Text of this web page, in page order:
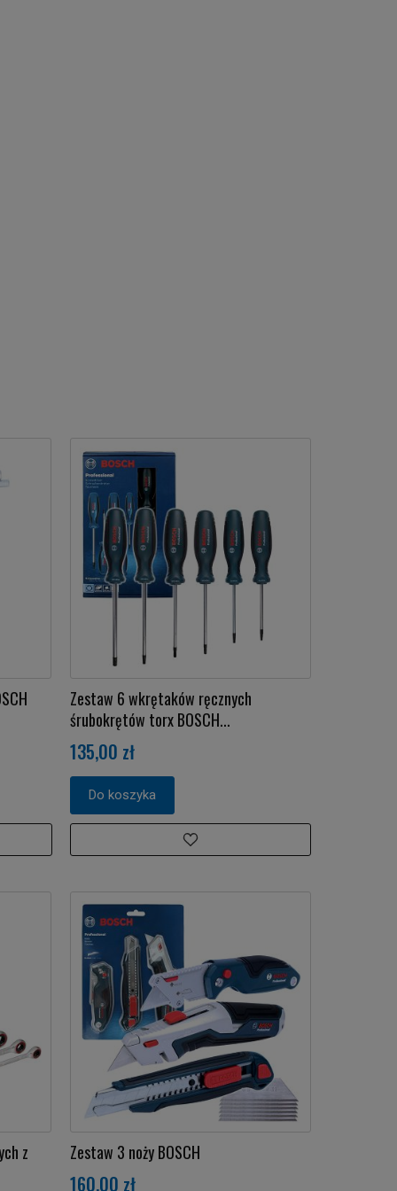
Zestaw 6 wkrętaków ręcznych
śrubokrętów torx BOSCH...
135,00 zł
Do koszyka
z Zestaw 3 noży BOSCH
160,00 zł